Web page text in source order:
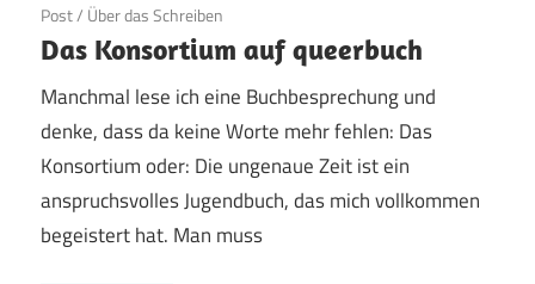
Post/ Über das Schreiben
Das Konsortium auf queerbuch
Manchmal lese ich eine Buchbesprechung und
denke, dass da keine Worte mehr fehlen: Das
Konsortium oder: Die ungenaue Zeit ist ein
anspruchsvolles Jugendbuch, das mich vollkommen
begeistert hat. Man muss